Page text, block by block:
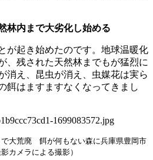
林内まで大劣化し始める
が起き始めたのです。地球温暖化
、残された天然林までもが猛烈に
消え、昆虫が消え、虫媒花は実ら
餌はますますなくなってきまし
で大荒廃 餌が何もない森に兵庫県豊岡市
カメラによる撮影）